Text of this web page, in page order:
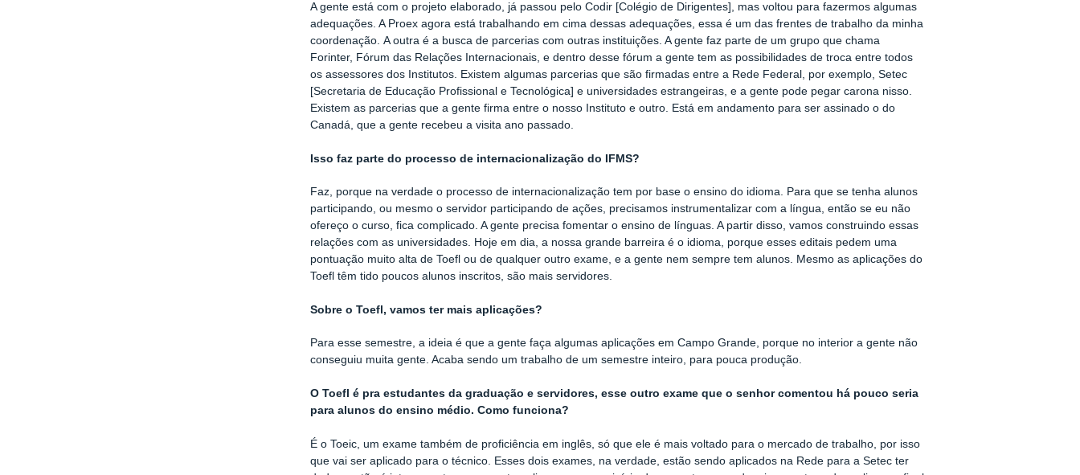
A gente está com o projeto elaborado, já passou pelo Codir [Colégio de Dirigentes], mas voltou para fazermos algumas
adequações. A Proex agora está trabalhando em cima dessas adequações, essa é um das frentes de trabalho da minha
coordenação.A outra é a busca de parcerias com outras instituições. A gente faz parte de um grupo que chama
Forinter, Fórum das Relações Internacionais, e dentro desse fórum a gente tem as possibilidades de troca entre todos
os assessores dos Institutos. Existem algumas parcerias que são firmadas entre a Rede Federal, por exemplo, Setec
[Secretaria de Educação Profissional e Tecnológica] e universidades estrangeiras, e a gente pode pegar carona nisso.
Existem as parcerias que a gente firma entre o nosso Instituto e outro. Está em andamento para ser assinado o do
Canadá, que a gente recebeu a visita ano passado.
Isso faz parte do processo de internacionalização do IFMS?
Faz, porque na verdade o processo de internacionalização tem por base o ensino do idioma. Para que se tenha alunos
participando, ou mesmo o servidor participando de ações, precisamos instrumentalizar com a língua, então se eu não
ofereço o curso, fica complicado. A gente precisa fomentar o ensino de línguas. A partir disso, vamos construindo essas
relações com as universidades. Hoje em dia, a nossa grande barreira é o idioma, porque esses editais pedem uma
pontuação muito alta de Toefl ou de qualquer outro exame, e a gente nem sempre tem alunos. Mesmo as aplicações do
Toefl têm tido poucos alunos inscritos, são mais servidores.
Sobre o Toefl, vamos ter mais aplicações?
Para esse semestre, a ideia é que a gente faça algumas aplicações em Campo Grande, porque no interior a gente não
conseguiu muita gente. Acaba sendo um trabalho de um semestre inteiro, para pouca produção.
O Toefl é pra estudantes da graduação e servidores, esse outro exame que o senhor comentou há pouco seria
para alunos do ensino médio. Como funciona?
É o Toeic, um exame também de proficiência em inglês, só que ele é mais voltado para o mercado de trabalho, por isso
que vai ser aplicado para o técnico. Esses dois exames, na verdade, estão sendo aplicados na Rede para a Setec ter